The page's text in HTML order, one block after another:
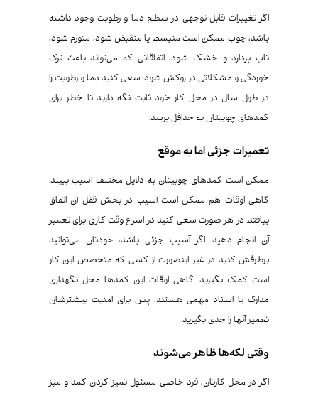
اگر تغییرات قابل توجهی در سطح دما و رطوبت وجود داشته
باشد، چوب ممکن است منبسط یا منقبض شود، متورم شود،
تاب بردارد و خشک شود، اتفاقاتی که می‌تواند باعث ترک
خوردگی و مشکلاتی در روکش شود. سعی کنید دما و رطوبت را
در طول سال در محل کار خود ثابت نگه دارید تا خطر برای
کمد‌های چوبیتان به حداقل برسد.
تعمیرات جزئی اما به موقع
ممکن است کمدهای چوبیتان به دلایل مختلف آسیب ببیند.
گاهی اوقات هم ممکن است آسیب در بخش قفل آن اتفاق
بیافتد. در هر صورت سعی کنید در اسرع وقت کاری برای تعمیر
آن انجام دهید. اگر آسیب جزئی باشد، خودتان می‌توانید
برطرفش کنید در غیر اینصورت از کسی که متخصص این کار
است کمک بگیرید. گاهی اوقات این کمدها محل نگهداری
مدارک یا اسناد مهمی هستند، پس برای امنیت بیشترشان
تعمیر آنها را جدی بگیرید.
وقتی لکه‌ها ظاهر می‌شوند
اگر در محل کارتان، فرد خاصی مسئول تمیز کردن کمد و میز